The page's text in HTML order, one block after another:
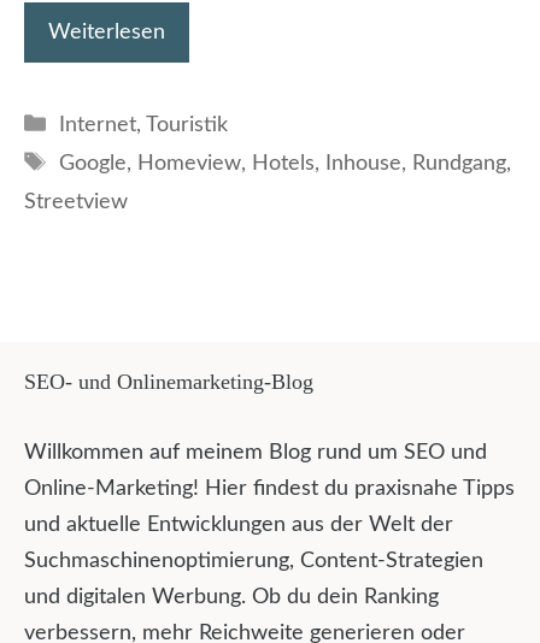
Weiterlesen
Kategorien
Internet, Touristik
Schlagwörter
Google, Homeview, Hotels, Inhouse, Rundgang,
Streetview
SEO- und Onlinemarketing-Blog
Willkommen auf meinem Blog rund um SEO und
Online-Marketing! Hier findest du praxisnahe Tipps
und aktuelle Entwicklungen aus der Welt der
Suchmaschinenoptimierung, Content-Strategien
und digitalen Werbung. Ob du dein Ranking
verbessern, mehr Reichweite generieren oder